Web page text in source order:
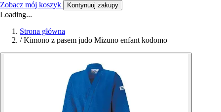
Zobacz mój koszyk Kontynuuj zakupy
Loading...
Strona główna
/ Kimono z pasem judo Mizuno enfant kodomo